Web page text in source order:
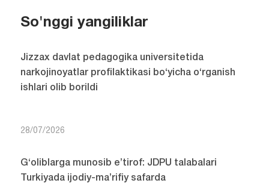
So'nggi yangiliklar
Jizzax davlat pedagogika universitetida
narkojinoyatlar profilaktikasi bo‘yicha o‘rganish
ishlari olib borildi
28/07/2026
G‘oliblarga munosib e’tirof: JDPU talabalari
Turkiyada ijodiy-ma’rifiy safarda